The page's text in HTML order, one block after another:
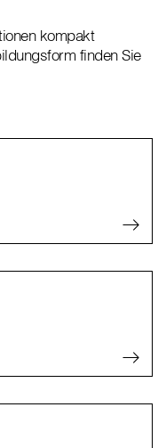
kompakt
finden Sie